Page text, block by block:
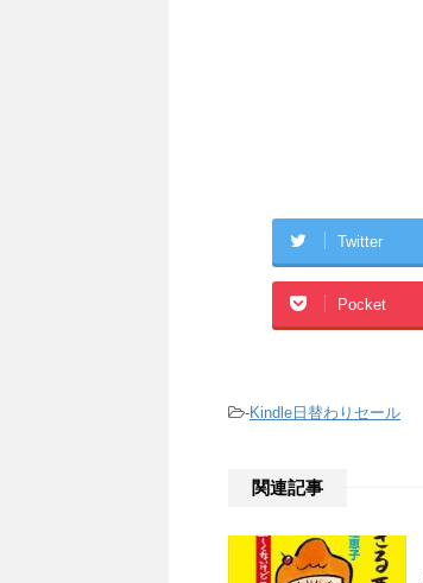
Twitter
Pocket
-Kindle日替わりセール
関連記事